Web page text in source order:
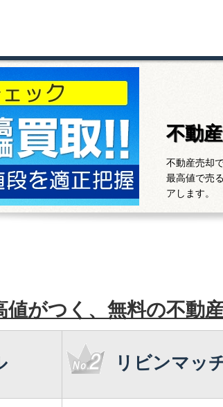
不動
不動産売却
最高値で売
アします。
値がつく、無料の不動
リビンマッ